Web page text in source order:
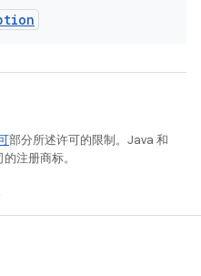
部分所述许可的限制。Java 和
注册商标。